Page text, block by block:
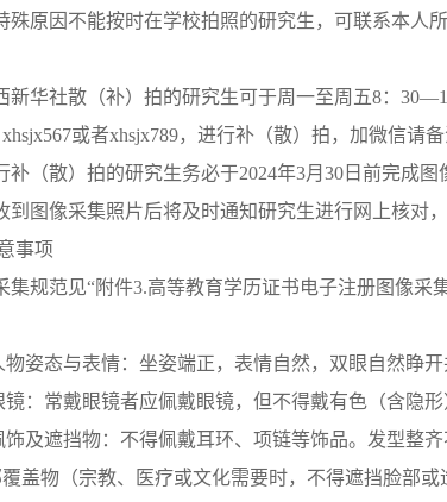
殊原因不能按时在学校拍照的研究生，可联系本人
新华社散（补）拍的研究生可于周一至周五8：
或者xhsjx789，进行补（散）拍，加微信请
补（散）拍的研究生务必于2024年3月30日前完成图
到图像采集照片后将及时通知研究生进行网上核对
事项
集规范见“附件3.高等教育学历证书电子注册图像采
物姿态与表情：坐姿端正，表情自然，双眼自然睁
镜：常戴眼镜者应佩戴眼镜，但不得戴有色（含隐
饰及遮挡物：不得佩戴耳环、项链等饰品。发型整
盖物（宗教、医疗或文化需要时，不得遮挡脸部或